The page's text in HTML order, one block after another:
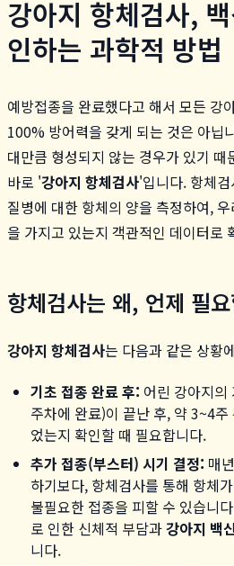
강아지 항체검사,
인하는 과학적 방법
예방접종을 완료했다고 해서 모든 강
100% 방어력을 갖게 되는 것은 아닙
대만큼 형성되지 않는 경우가 있기 때
바로 '강아지 항체검사'입니다. 항체
질병에 대한 항체의 양을 측정하여,
을 가지고 있는지 객관적인 데이터로
항체검사는 왜, 언제 필
강아지 항체검사는 다음과 같은 상황
기초 접종 완료 후: 어린 강아지
주차에 완료)이 끝난 후, 약 3~4
었는지 확인할 때 필요합니다.
추가 접종(부스터) 시기 결정: 매
하기보다, 항체검사를 통해 항체
불필요한 접종을 피할 수 있습니
로 인한 신체적 부담과강아지 백
니다.